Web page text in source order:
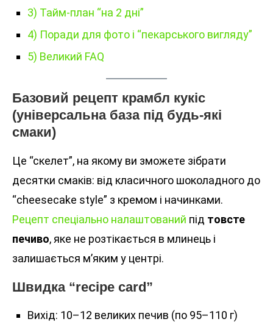
3) Тайм-план “на 2 дні”
4) Поради для фото і “пекарського вигляду”
5) Великий FAQ
Базовий рецепт крамбл кукіс
(універсальна база під будь-які
смаки)
Це “скелет”, на якому ви зможете зібрати
десятки смаків: від класичного шоколадного до
“cheesecake style” з кремом і начинками.
Рецепт спеціально налаштований під товсте
печиво, яке не розтікається в млинець і
залишається м’яким у центрі.
Швидка “recipe card”
Вихід: 10–12 великих печив (по 95–110 г)